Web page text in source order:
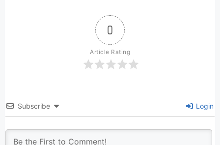
0
Article Rating
Subscribe Login